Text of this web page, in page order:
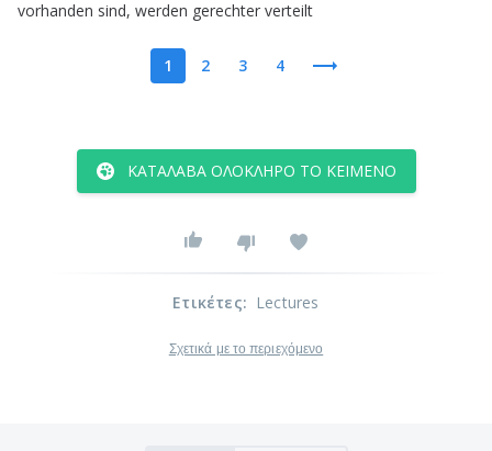
vorhanden sind, werden gerechter verteilt
1 2 3 4
ΚΑΤΆΛΑΒΑ ΟΛΌΚΛΗΡΟ ΤΟ ΚΕΊΜΕΝΟ
Ετικέτες: Lectures
Σχετικά με το περιεχόμενο